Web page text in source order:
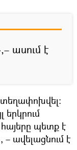
ասում է
երկրում
պետք է
ավելացնում է